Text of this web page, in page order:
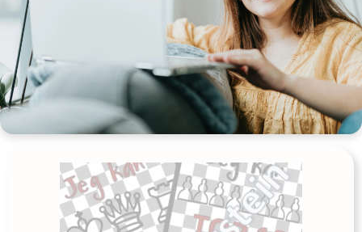
Udgives af: Sarah Kirstein
45,00
Tilføj til kurv